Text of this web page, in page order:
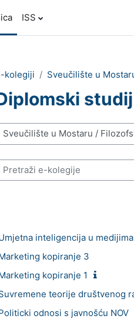
ISS
kolegiji Sveučilište u
studij
e-kolegije
inteligencija u medijima
kopiranje 3
kopiranje 1
teorije društvenog
odnosi s javnošću NOV